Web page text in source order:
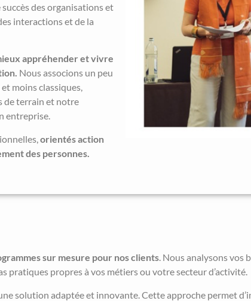
des organisations et
interactions et de la
appréhender et vivre
Nous associons un peu
moins classiques,
de terrain et notre
entreprise.
orientés action
des personnes.
sur mesure pour nos clients. Nous analysons vos
pratiques propres à vos métiers ou votre secteur d’activité.
solution adaptée et innovante. Cette approche permet